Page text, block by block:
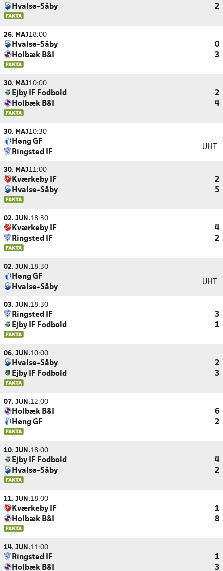
Hvalsø-Såby 2
26. MAJ18:00
Hvalsø-Såby
0
Holbæk B&I
3
30. MAJ10:00
Ejby IF Fodbold
2
Holbæk B&I
4
30. MAJ10:30
Høng GF
Ringsted IF
UHT
30. MAJ11:00
Kværkeby IF
2
Hvalsø-Såby
5
02. JUN.18:30
Kværkeby IF
4
Ringsted IF
2
02. JUN.18:30
Høng GF
Hvalsø-Såby
UHT
03. JUN.18:30
Ringsted IF
3
Ejby IF Fodbold
1
06. JUN.10:00
Hvalsø-Såby
2
Ejby IF Fodbold
3
07. JUN.12:00
Holbæk B&I
6
Høng GF
2
10. JUN.18:00
Ejby IF Fodbold
4
Hvalsø-Såby
2
11. JUN.18:00
Kværkeby IF
1
Holbæk B&I
8
14. JUN.11:00
Ringsted IF
1
Holbæk B&I
3